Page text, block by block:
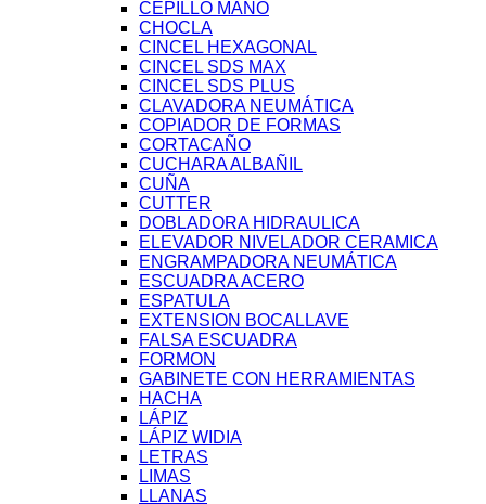
CEPILLO MANO
CHOCLA
CINCEL HEXAGONAL
CINCEL SDS MAX
CINCEL SDS PLUS
CLAVADORA NEUMÁTICA
COPIADOR DE FORMAS
CORTACAÑO
CUCHARA ALBAÑIL
CUÑA
CUTTER
DOBLADORA HIDRAULICA
ELEVADOR NIVELADOR CERAMICA
ENGRAMPADORA NEUMÁTICA
ESCUADRA ACERO
ESPATULA
EXTENSION BOCALLAVE
FALSA ESCUADRA
FORMON
GABINETE CON HERRAMIENTAS
HACHA
LÁPIZ
LÁPIZ WIDIA
LETRAS
LIMAS
LLANAS